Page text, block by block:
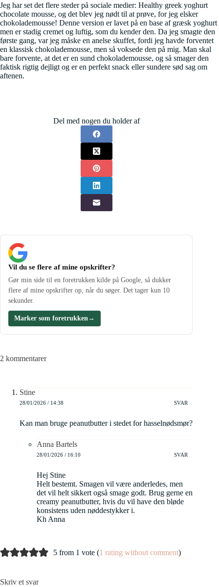
Jeg har set det flere steder på sociale medier: Healthy greek yoghurt
chocolate mousse, og det blev jeg nødt til at prøve, for jeg elsker
chokolademousse! Denne version er lavet på en base af græsk yoghurt
men er stadig cremet og luftig, som du kender den. Da jeg smagte den
første gang, var jeg måske en anelse skuffet, fordi jeg havde forventet
en klassisk chokolademousse, men så voksede den på mig. Man skal
bare forvente, at det er en sund chokolademousse, og så smager den
faktisk rigtig dejligt og er en perfekt snack eller sundere sød sag om
aftenen.
Del med nogen du holder af
Vil du se flere af mine opskrifter?
Gør min side til en foretrukken kilde på Google, så dukker
flere af mine opskrifter op, når du søger. Det tager kun 10
sekunder.
Marker som foretrukken →
2 kommentarer
Stine
28/01/2026 / 14:38 SVAR
Kan man bruge peanutbutter i stedet for hasselnødsmør?
Anna Bartels
28/01/2026 / 16:10 SVAR
Hej Stine
Helt bestemt. Smagen vil være anderledes, men
det vil helt sikkert også smage godt. Brug gerne en
creamy peanutbutter, hvis du vil have den bløde
konsistens uden nøddestykker i.
Kh Anna
5 from 1 vote (1 rating without comment)
Skriv et svar